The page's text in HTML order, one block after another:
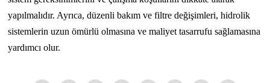
yapılmalıdır. Ayrıca, düzenli bakım ve filtre değişimleri, hidrolik
sistemlerin uzun ömürlü olmasına ve maliyet tasarrufu sağlamasına
yardımcı olur.